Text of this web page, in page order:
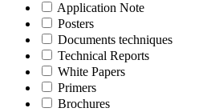
Application Note
Posters
Documents techniques
Technical Reports
White Papers
Primers
Brochures